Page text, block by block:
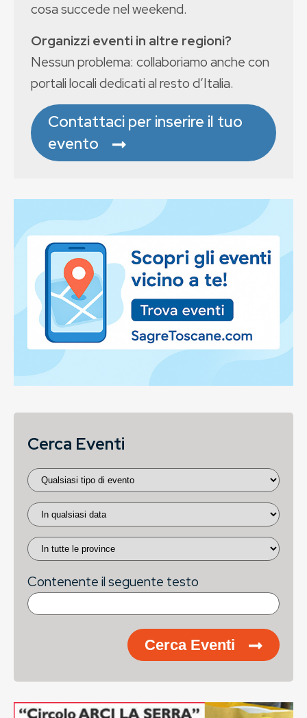
cosa succede nel weekend.
Organizzi eventi in altre regioni?
Nessun problema: collaboriamo anche con
portali locali dedicati al resto d’Italia.
Contattaci per inserire il tuo
evento
Cerca Eventi
Contenente il seguente testo
Cerca Eventi